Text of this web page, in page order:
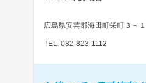
広島県安芸郡海田町栄町３－１
TEL: 082-823-1112